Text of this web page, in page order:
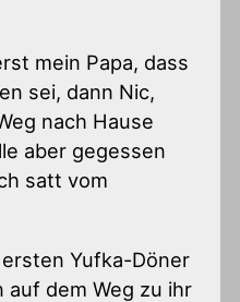
mein Papa, dass
sei, dann Nic,
nach Hause
aber gegessen
satt vom
Yufka-Döner
auf dem Weg zu ihr